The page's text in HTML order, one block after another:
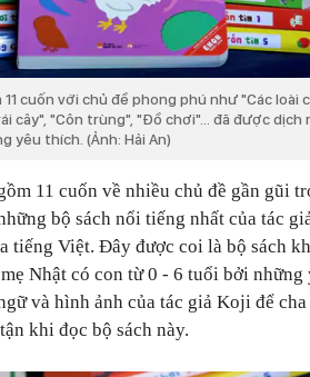
cuốn với chủ đề phong phú như "Các loài
cây", "Côn trùng", "Đồ chơi"... đã được
yêu thích. (Ảnh: Hải An)
11 cuốn về nhiều chủ đề gần gũi
bộ sách nổi tiếng nhất của tác
tiếng Việt. Đây được coi là bộ sách
Nhật có con từ 0 - 6 tuổi bởi những
và hình ảnh của tác giả Koji để cha
khi đọc bộ sách này.